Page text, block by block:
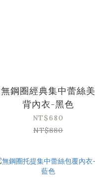
無鋼圈經典集中蕾絲美
背內衣-黑色
NT$680
NT$880